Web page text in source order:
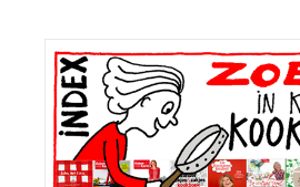
Primaire
Sidebar